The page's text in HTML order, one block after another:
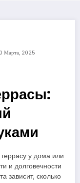
Марта, 2025
у дома или
и долговечности
зависит, сколько